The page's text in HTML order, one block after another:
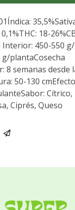
18-
Interior: 450-550
plantaCosecha
8 semanas desde
50-130
Cítrico,
Ciprés, Queso